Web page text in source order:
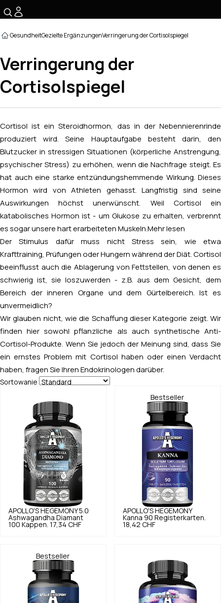
GesundheitGezielte ErgänzungenVerringerung der Cortisolspiegel
Verringerung der
Cortisolspiegel
Cortisol ist ein Steroidhormon, das in der Nebennierenrinde
produziert wird. Seine Hauptaufgabe besteht darin, den
Blutzucker in stressigen Situationen (körperliche Anstrengung,
psychischer Stress) zu erhöhen, wenn die Nachfrage steigt. Es
hat auch eine starke entzündungshemmende Wirkung. Dieses
Hormon wird von Athleten gehasst. Langfristig sind seine
Auswirkungen höchst unerwünscht. Weil Cortisol ein
katabolisches Hormon ist - um Glukose zu erhalten, verbrennt
es sogar unsere hart erarbeiteten Muskeln. Mehr lesen
Der Stimulus dafür muss nicht Stress sein, wie etwa
Krafttraining, Prüfungen oder Hungern während der Diät. Cortisol
beeinflusst auch die Ablagerung von Fettstellen, von denen es
schwierig ist, sie loszuwerden - z.B. aus dem Gesicht, dem
Bereich der inneren Organe und dem Gürtelbereich. Ist es
unvermeidlich?
Wir glauben nicht, wie die Schaffung dieser Kategorie zeigt. Wir
finden hier sowohl pflanzliche als auch synthetische Anti-
Cortisol-Produkte. Wenn Sie jedoch der Meinung sind, dass Sie
ein ernstes Problem mit Cortisol haben oder einen Verdacht
haben, fragen Sie Ihren Endokrinologen darüber.
Sortowanie
APOLLO'S HEGEMONY 5.0
Ashwagandha Diamant
100 Kappen. 17,34 CHF
Bestseller
APOLLO'S HEGEMONY
Kanna 90 Registerkarten.
18,42 CHF
Bestseller